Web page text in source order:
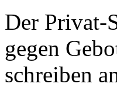
Der Privat-
gegen
schreiben